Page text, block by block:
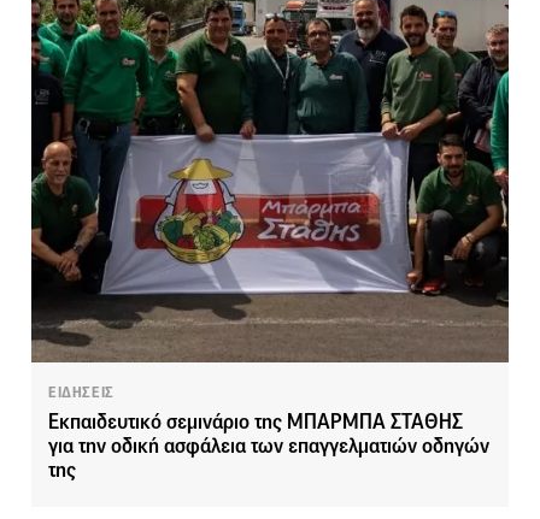
ΕΙΔΗΣΕΙΣ
Εκπαιδευτικό σεμινάριο της ΜΠΑΡΜΠΑ ΣΤΑΘΗΣ
για την οδική ασφάλεια των επαγγελματιών οδηγών
της